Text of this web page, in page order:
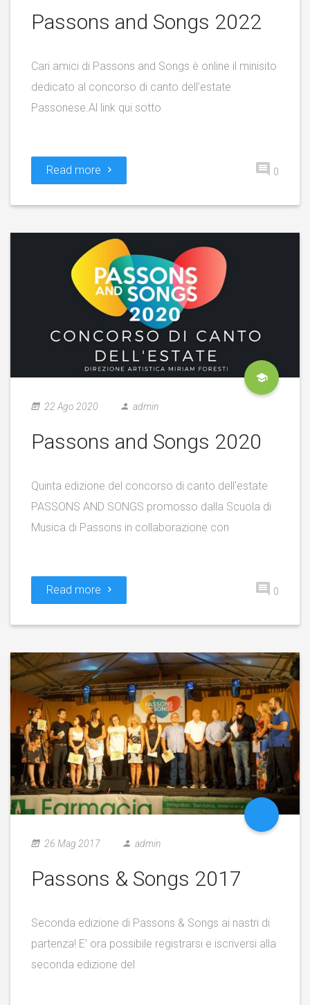
Passons and Songs 2022
Cari amici di Passons and Songs è online il minisito
dedicato al concorso di canto dell’estate
Passonese.Al link qui sotto
Read more 0
22 Ago 2020 admin
Passons and Songs 2020
Quinta edizione del concorso di canto dell’estate
PASSONS AND SONGS promosso dalla Scuola di
Musica di Passons in collaborazione con
Read more 0
26 Mag 2017 admin
Passons & Songs 2017
Seconda edizione di Passons & Songs ai nastri di
partenza! E’ ora possibile registrarsi e iscriversi alla
seconda edizione del